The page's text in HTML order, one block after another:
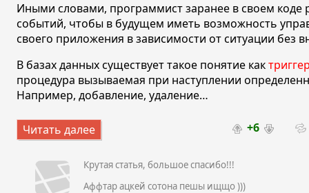
Иными словами, программист заранее в своем коде
событий, чтобы в будущем иметь возможность
своего приложения в зависимости от ситуации без
В базах данных существует такое понятие как
процедура вызываемая при наступлении
Например, добавление, удаление…
Читать далее +6
Крутая статья, большое спасибо!!!
Аффтар ацкей сотона пешы ищщо )))